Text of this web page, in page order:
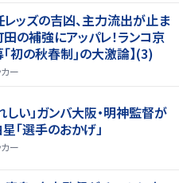
レッズの吉凶、主力流出が止ま
の補強にアッパレ！ランコ京
｢初の秋春制｣の大激論】(3)
ー
しい」ガンバ大阪・明神監督が
「選手のおかげ」
ー